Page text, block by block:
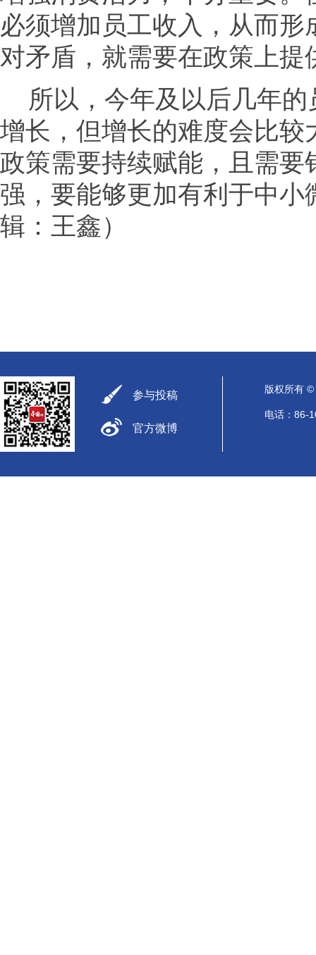
必须增加员工收入，从而
对矛盾，就需要在政策上提
所以，今年及以后几年
增长，但增长的难度会比
政策需要持续赋能，且需
强，要能够更加有利于中
辑：王鑫）
参与投稿
官方微博
版权所有
电话：86-